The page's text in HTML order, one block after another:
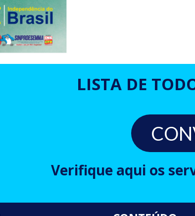
LISTA DE
Verifique aqui os